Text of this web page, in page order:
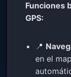
Funciones
GPS:
📍
en el